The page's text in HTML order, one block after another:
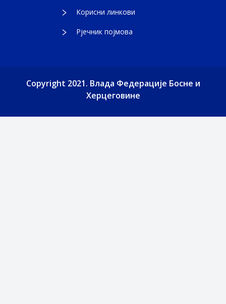
Корисни линкови
Рјечник појмова
Copyright 2021. Влада Федерације Босне и
Херцеговине